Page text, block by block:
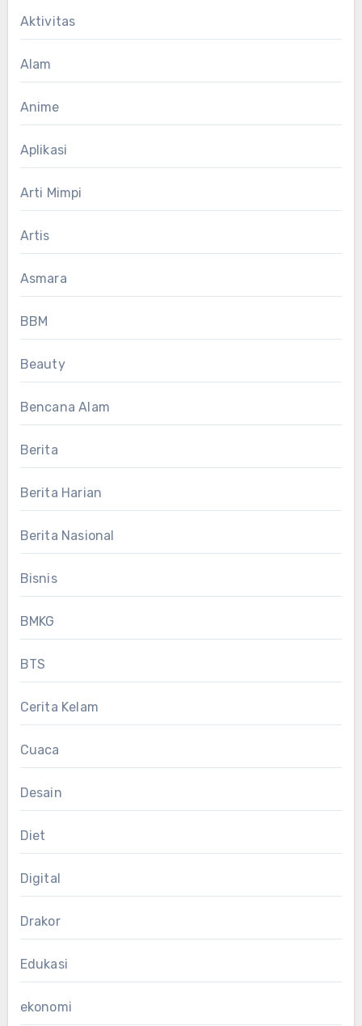
Aktivitas
Alam
Anime
Aplikasi
Arti Mimpi
Artis
Asmara
BBM
Beauty
Bencana Alam
Berita
Berita Harian
Berita Nasional
Bisnis
BMKG
BTS
Cerita Kelam
Cuaca
Desain
Diet
Digital
Drakor
Edukasi
ekonomi